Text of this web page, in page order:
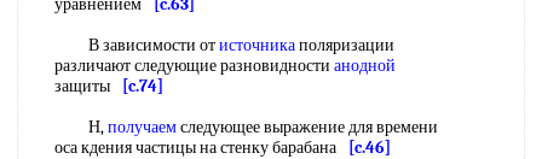
уравнением
[c.63]
В зависимости отисточникаполяризации
различают следующие разновидности анодной
защиты
[c.74]
Н,получаемследующее выражение для времени
оса кдения частицы на стенку барабана
[c.46]